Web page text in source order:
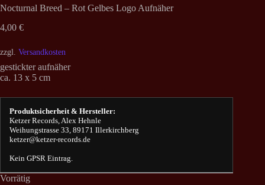
Nocturnal Breed – Rot Gelbes Logo Aufnäher
4,00 €
zzgl. Versandkosten
gestickter aufnäher
ca. 13 x 5 cm
Produktsicherheit & Hersteller:
Ketzer Records, Alex Hehnle
Weihungstrasse 33, 89171 Illerkirchberg
ketzer@ketzer-records.de
Kein GPSR Eintrag.
Vorrätig